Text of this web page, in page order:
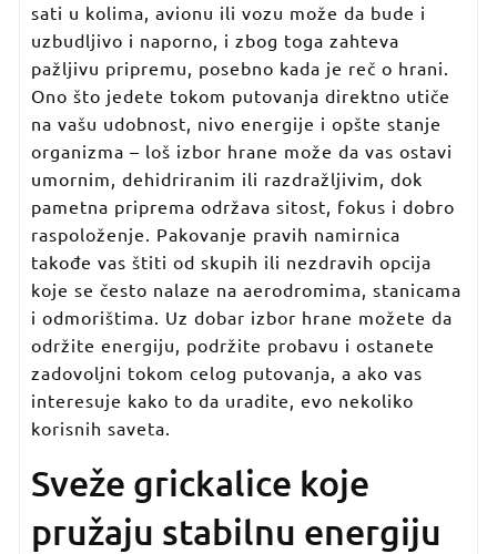
sati u kolima, avionu ili vozu može da bude i
uzbudljivo i naporno, i zbog toga zahteva
pažljivu pripremu, posebno kada je reč o hrani.
Ono što jedete tokom putovanja direktno utiče
na vašu udobnost, nivo energije i opšte stanje
organizma – loš izbor hrane može da vas ostavi
umornim, dehidriranim ili razdražljivim, dok
pametna priprema održava sitost, fokus i dobro
raspoloženje. Pakovanje pravih namirnica
takođe vas štiti od skupih ili nezdravih opcija
koje se često nalaze na aerodromima, stanicama
i odmorištima. Uz dobar izbor hrane možete da
održite energiju, podržite probavu i ostanete
zadovoljni tokom celog putovanja, a ako vas
interesuje kako to da uradite, evo nekoliko
korisnih saveta.
Sveže grickalice koje
pružaju stabilnu energiju